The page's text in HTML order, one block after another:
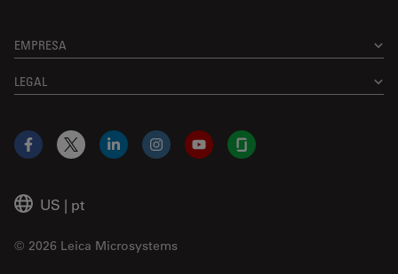
EMPRESA
LEGAL
US | pt
© 2026 Leica Microsystems
Facebook
X LinkedInInstagramYouTubeGlassdoor